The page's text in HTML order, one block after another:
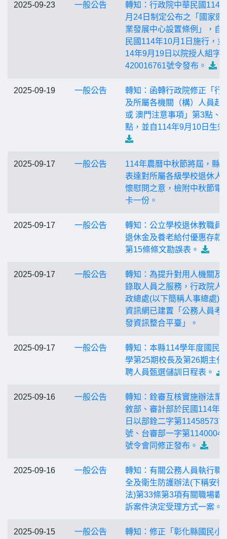
2025-09-23 一般公告
轉知：行政院中華民國114
月24日制定公布之「國家運
業發展中心設置條例」，自
民國114年10月1日施行，
14年9月19日以院授人組字
420016761號令發布。
2025-09-19 一般公告
轉知：函轉行政院修正「行
及所屬各機關（構）人員赴
或 澳門注意事項」第3點、
點，並自114年9月10日生效
2025-09-17 一般公告
114年農曆中秋節將屆，縣
表達對所屬各級學校退休人
懷慰問之意，檢附中秋節電
卡一份。
2025-09-17 一般公告
轉知：公立學校退休教職員
退休金及養老給付優惠存款
第15條條文勘誤表。
2025-09-17 一般公告
轉知：為提升對用人機關及
錄取人員之服務，行政院人
政總處(以下簡稱人事總處)
資訊網已建置「公務人員考
發資訊整合平臺」。
2025-09-17 一般公告
轉知：本縣114學年度國民
學第25期校長及第26期主任
聘人員甄選儲訓日程表。
2025-09-16 一般公告
轉知：銓審互核實施辦法業
敘部、審計部於民國114年9
日以部銓二字第
號、台審部一字第
號令會同修正發布。
2025-09-16 一般公告
轉知：有關公務人員執行職
全及衛生防護辦法(下稱安衛
法)第33條第3項有關職場霸
訴案件決定受理方式一案。
2025-09-15 一般公告
轉知：修正「彰化縣國民小